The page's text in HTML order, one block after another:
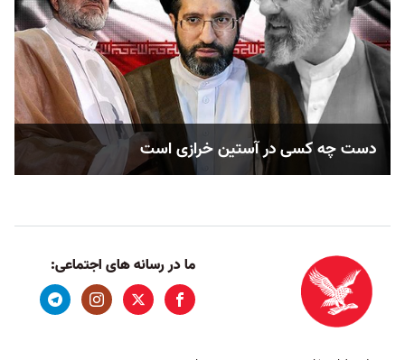
دست چه کسی در آستین خرازی است
ما در رسانه های اجتماعی: